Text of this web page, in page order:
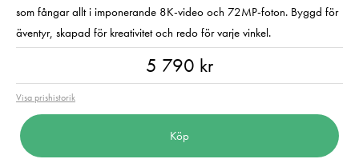
som fångar allt i imponerande 8K-video och 72MP-foton. Byggd för
äventyr, skapad för kreativitet och redo för varje vinkel.
5 790 kr
Visa prishistorik
Köp